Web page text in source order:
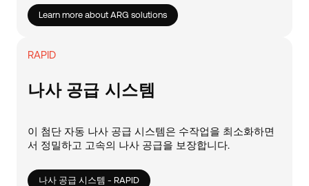
Learn more about ARG solutions
RAPID
나사 공급 시스템
이 첨단 자동 나사 공급 시스템은 수작업을 최소화하면
서 정밀하고 고속의 나사 공급을 보장합니다.
나사 공급 시스템 - RAPID